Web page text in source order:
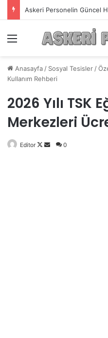
Askeri Personelin Güncel
Anasayfa / Sosyal Tesisler /
Kullanım Rehberi
2026 Yılı TSK
Merkezleri
Editor
Follow
Bir
0